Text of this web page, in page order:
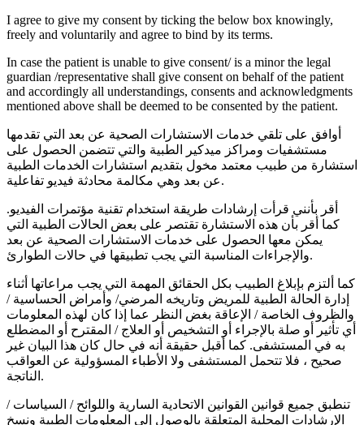
I agree to give my consent by ticking the below box knowingly,
freely and voluntarily and agree to bind by its terms.
In case the patient is unable to give consent/ is a minor the legal
guardian /representative shall give consent on behalf of the patient
and accordingly all understandings, consents and acknowledgments
mentioned above shall be deemed to be consented by the patient.
أوافق على تلقي خدمات الاستشارات الصحية عن بعد التي تقدمها
مستشفيات ومراكز ميدكير الطبية والتي تتضمن الحصول على
استشارة من طبيب معتمد مخول بتقديم استشارات الخدمات الطبية
عن بعد وهي مكالمة محادثة فيديو تفاعلية.
أقر بأنني قرأت إرشادات طريقة استخدام تقنية مؤتمرات الفيديو.
كما أقر بأن هذه الاستشارة تقتصر على بعض الحالات الطبية التي
يمكن معها الحصول على خدمات الاستشارات الصحية عن بعد
والإجراءات المناسبة التي يجب تطبيقها في حالات الطوارئ.
كما ألتزم بإبلاغ الطبيب بكل الحقائق المهمة التي يجب مراعاتها أثناء
إدارة الحالة الطبية للمريض وتاريخه المرضي/ وأمراض الحساسية /
والظروف الخاصة / الإعاقة بغض النظر عما إذا كان لهذه المعلومات
أي تأثير أو صلة بالإجراء أو التشخيص أو العلاج / المقترح أو المضطلع
به في المستشفى. كما أقبل حقيقة أنه في حال كان هذا البيان غير
صحيح ، فلا تتحمل المستشفى ولا الأطباء المسؤولية عن العواقب
الناتجة.
تنطبق جميع قوانين القوانين الاتحادية السارية واللوائح / السياسات /
الإرشادات المحلية المتعلقة بالوصول إلى المعلومات الطبية ونسخ